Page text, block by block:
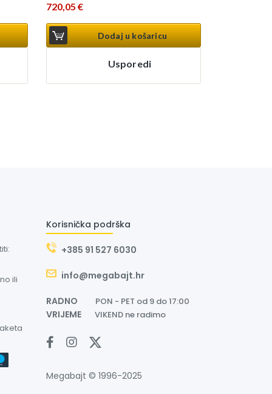
720,05 €
Dodaj u košaricu
Usporedi
ili
Korisnička podrška
+385 91 527 6030
info@megabajt.hr
RADNO PON - PET od 9 do 17:00
VRIJEME VIKEND ne radimo
Megabajt © 1996-2025